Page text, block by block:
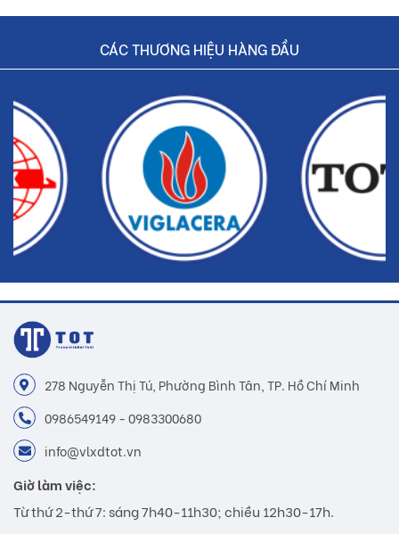
CÁC THƯƠNG HIỆU HÀNG ĐẦU
278 Nguyễn Thị Tú, Phường Bình Tân, TP. Hồ Chí Minh
0986549149 - 0983300680
info@vlxdtot.vn
Giờ làm việc:
Từ thứ 2-thứ 7: sáng 7h40-11h30; chiều 12h30-17h.